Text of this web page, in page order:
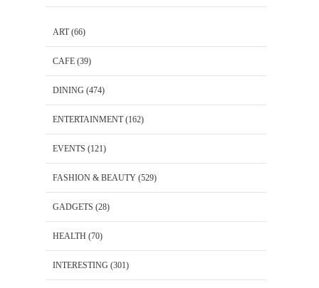
ART(66)
CAFE (39)
DINING (474)
ENTERTAINMENT(162)
EVENTS (121)
FASHION & BEAUTY (529)
GADGETS (28)
HEALTH (70)
INTERESTING (301)